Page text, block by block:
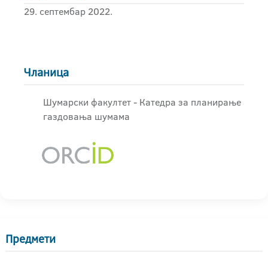
29. септембар 2022.
Чланица
Шумарски факултет - Катедра за планирање
газдовања шумама
Предмети